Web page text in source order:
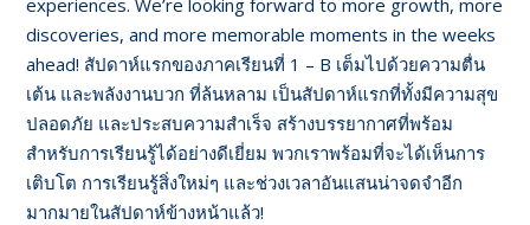
experiences. We’re looking forward to more growth, more
discoveries, and more memorable moments in the weeks
ahead! สัปดาห์แรกของภาคเรียนที่ 1 – B เต็มไปด้วยความตื่น
เต้น และพลังงานบวก ที่ล้นหลาม เป็นสัปดาห์แรกที่ทั้งมีความสุข
ปลอดภัย และประสบความสำเร็จ สร้างบรรยากาศที่พร้อม
สำหรับการเรียนรู้ได้อย่างดีเยี่ยม พวกเราพร้อมที่จะได้เห็นการ
เติบโต การเรียนรู้สิ่งใหม่ๆ และช่วงเวลาอันแสนน่าจดจำอีก
มากมายในสัปดาห์ข้างหน้าแล้ว!